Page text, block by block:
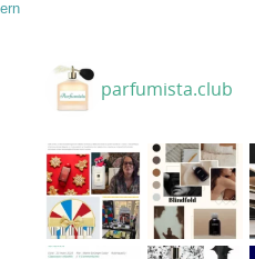
parfumista.club